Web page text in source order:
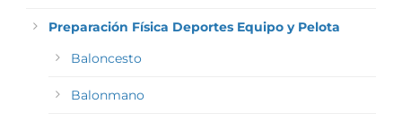
Preparación Física Deportes Equipo y Pelota
Baloncesto
Balonmano